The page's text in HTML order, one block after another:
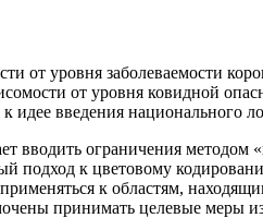
уровня заболеваемости
от уровня ковидной
введения национального
вводить ограничения
к цветовому
к областям,
принимать целевые меры